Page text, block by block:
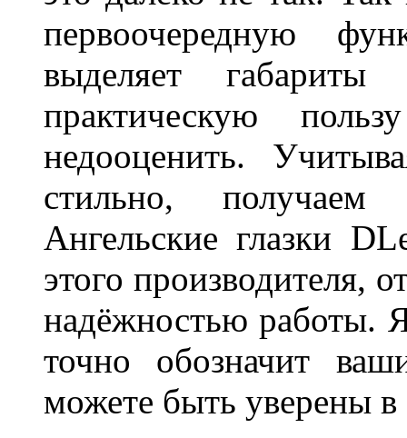
первоочередную
выделяет
практическую
недооценить.
стильно,
Ангельские глазки
этого производителя,
надёжностью работы.
точно обозначит
можете быть уверены